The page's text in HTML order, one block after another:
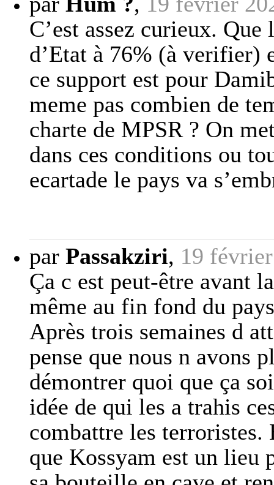
C’est assez curieux.
d’Etat à 76% (à verifier)
ce support est pour
meme pas combien de
charte de MPSR ? On
dans ces conditions ou
ecartade le pays va
par Passakziri, 19
Ça c est peut-être avant
même au fin fond du
Après trois semaines d
pense que nous n avons
démontrer quoi que ça
idée de qui les a trahis
combattre les terroristes.
que Kossyam est un lieu